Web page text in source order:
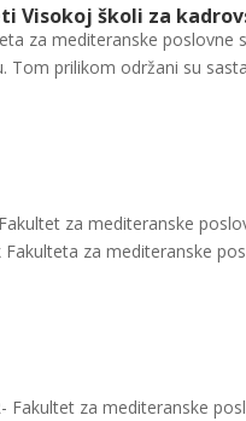
Visokoj školi za
za mediteranske
Tom prilikom održani su
za mediteranske
Fakulteta za mediteranske
Fakultet za mediteranske